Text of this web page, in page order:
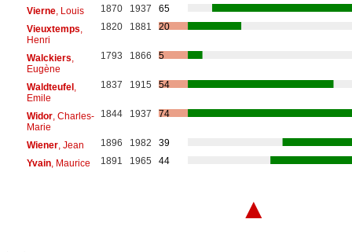
Vierne, Louis 1870 1937
65
Vieuxtemps
Henri
1820 1881 20
Walckiers
Eugène
1793 1866 5
Waldteufel,
Emile
1837 1915 54
Widor, Charles-
Marie
1844 1937 74
Wiener, Jean 1896 1982
39
Yvain, Maurice 1891 1965 44
▲